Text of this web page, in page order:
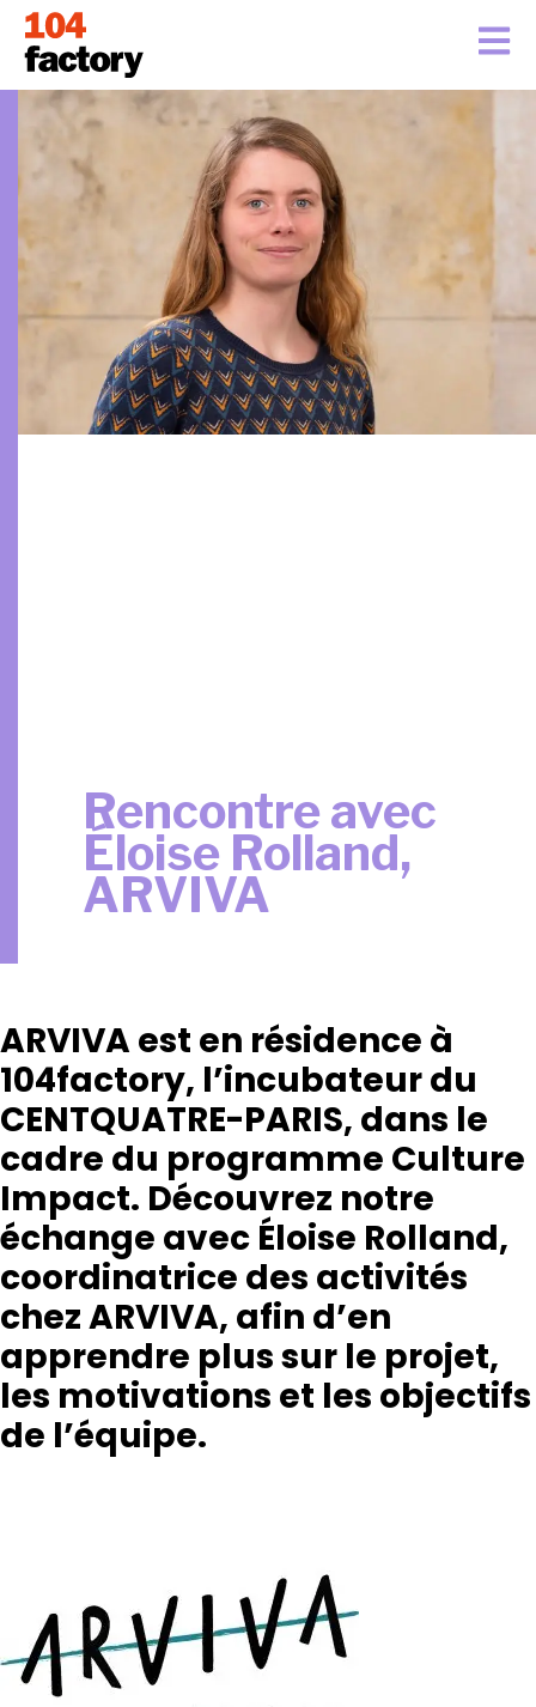
Rencontre avec
Éloise Rolland,
ARVIVA
ARVIVA est en résidence à
104factory, l’incubateur du
CENTQUATRE-PARIS, dans le
cadre du programme Culture
Impact. Découvrez notre
échange avec Éloise Rolland,
coordinatrice des activités
chez ARVIVA, afin d’en
apprendre plus sur le projet,
les motivations et les objectifs
de l’équipe.